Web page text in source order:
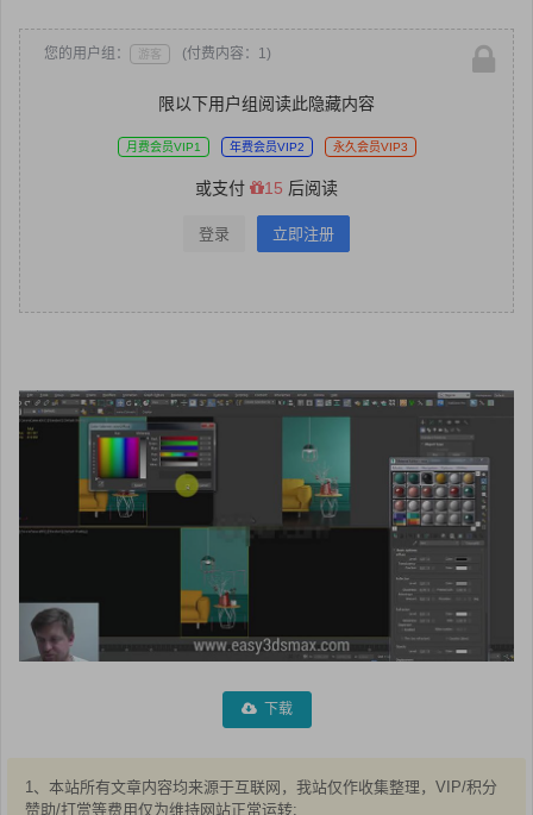
您的用户组： 游客 (付费内容：1)
限以下用户组阅读此隐藏内容
月费会员VIP1 年费会员VIP2 永久会员VIP3
或支付 15 后阅读
登录 立即注册
下载
1、本站所有文章内容均来源于互联网，我站仅作收集整理，VIP/积分
赞助/打赏等费用仅为维持网站正常运转;